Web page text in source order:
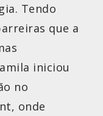
Tendo
que a
iniciou
no
onde